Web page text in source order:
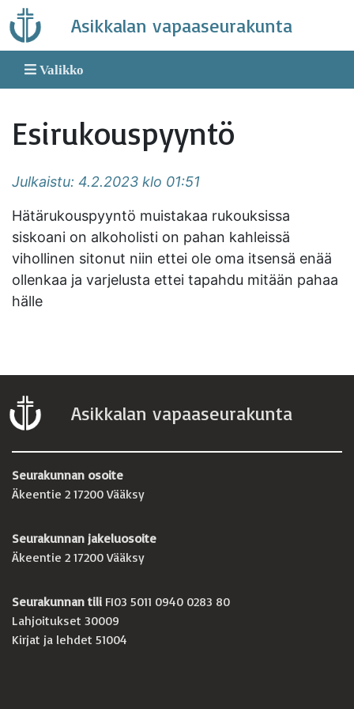
Skip
to
content
Asikkalan vapaaseurakunta
Valikko
Esirukouspyyntö
Julkaistu: 4.2.2023 klo 01:51
Hätärukouspyyntö muistakaa rukouksissa
siskoani on alkoholisti on pahan kahleissä
vihollinen sitonut niin ettei ole oma itsensä enää
ollenkaa ja varjelusta ettei tapahdu mitään pahaa
hälle
Asikkalan vapaaseurakunta
Seurakunnan osoite
Äkeentie 2 17200 Vääksy
Seurakunnan jakeluosoite
Äkeentie 2 17200 Vääksy
Seurakunnan tili FI03 5011 0940 0283 80
Lahjoitukset 30009
Kirjat ja lehdet 51004